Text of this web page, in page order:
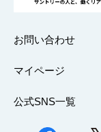
お問い合わせ
マイページ
公式SNS一覧